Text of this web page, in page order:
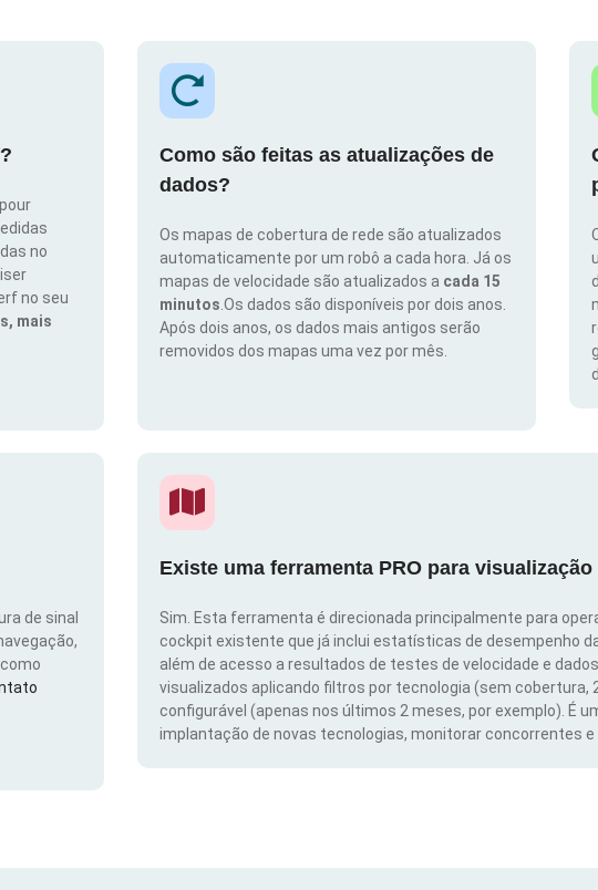
no
no seu
mais
Como são feitas as atualizações de
dados?
Os mapas de cobertura de rede são atualizados
automaticamente por um robô a cada hora. Já os
mapas de velocidade são atualizados a cada 15
minutos .Os dados são disponíveis por dois anos.
Após dois anos, os dados mais antigos serão
removidos dos mapas uma vez por mês.
de sinal
Existe uma ferramenta PRO para
Sim. Esta ferramenta é direcionada principalmente para
cockpit existente que já inclui estatísticas de desempenho
além de acesso a resultados de testes de velocidade e
visualizados aplicando filtros por tecnologia (sem cobertura,
configurável (apenas nos últimos 2 meses, por exemplo). É
implantação de novas tecnologias, monitorar concorrentes